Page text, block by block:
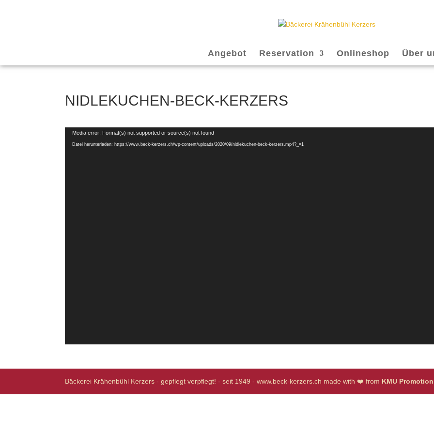
Angebot Reservation Onlineshop Über
NIDLEKUCHEN-BECK-KERZERS
Video-
Player
Media error: Format(s) not supported or source(s) not found
Datei herunterladen: https://www.beck-kerzers.ch/wp-content/uploads/2020/09/nidlekuchen-beck-kerzers.mp4?_=1
Bäckerei Krähenbühl Kerzers - gepflegt verpflegt! - seit 1949 - www.beck-kerzers.ch made with ❤️ from KMU Promotion